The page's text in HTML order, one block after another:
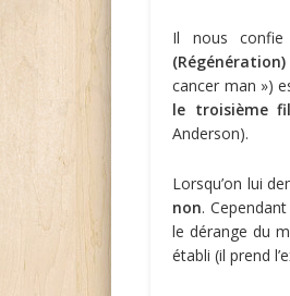
Il nous confie
(Régénération)
cancer man »)
le troisième
Anderson).
Lorsqu’on lui
non.
le dérange du
établi (il prend